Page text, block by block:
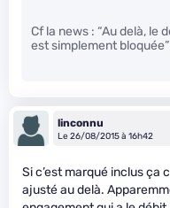
Cf la news : “Au delà, le
est simplement bloquée”
linconnu
Le 26/08/2015 à 16h42
Si c’est marqué inclus ça
ajusté au delà.